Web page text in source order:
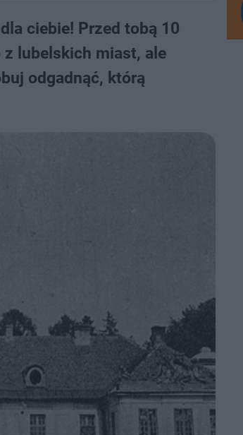
ciebie! Przed tobą 10
z lubelskich miast, ale
odgadnąć, którą